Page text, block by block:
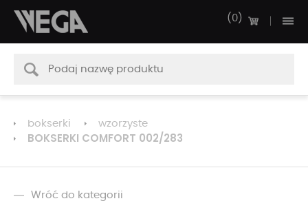
0
bokserki wzorzyste
BOKSERKI COMFORT 002/283
Wróć do kategorii